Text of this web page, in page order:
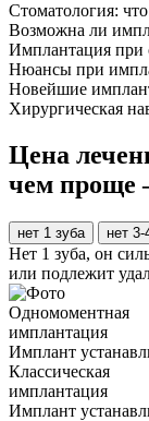
Стоматология:
Возможна ли
Имплантация при
Нюансы при
Новейшие
Хирургическая
Цена
чем проще
нет 1 зуба нет
Нет 1 зуба, он
или подлежит
Одномоментная
имплантация
Имплант
Классическая
имплантация
Имплант